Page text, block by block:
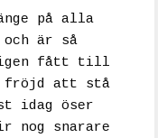
på alla
är så
fått till
fröjd att stå
idag öser
nog snarare